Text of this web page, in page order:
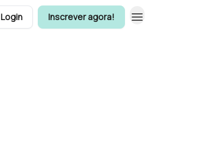
Login Inscrever agora!